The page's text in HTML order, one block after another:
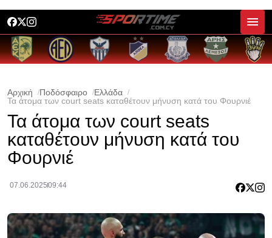
Αρχική Ποδόσφαιρο
Ελλάδα
Τα άτομα των court seats καταθέτουν μήνυση κατά του Φουρνιέ
Τα άτομα των court seats
καταθέτουν μήνυση κατά του
Φουρνιέ
07.06.202509:44